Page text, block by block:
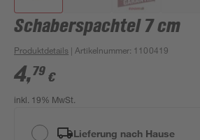
Schaberspachtel 7 cm
Produktdetails | Artikelnummer: 1100419
4,79 €
inkl. 19% MwSt.
Lieferung nach Hause